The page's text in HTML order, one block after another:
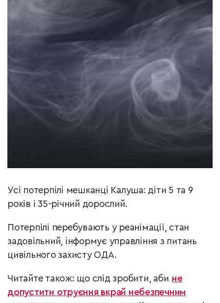
Усі потерпілі мешканці Калуша: діти 5 та 9
років і 35-річний дорослий.
Потерпілі перебувають у реанімації, стан
задовільний, інформує управління з питань
цивільного захисту ОДА.
Читайте також: що слід зробити, аби не
допустити отруєння вкрай небезпечним